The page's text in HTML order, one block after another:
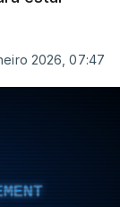
2026, 07:47